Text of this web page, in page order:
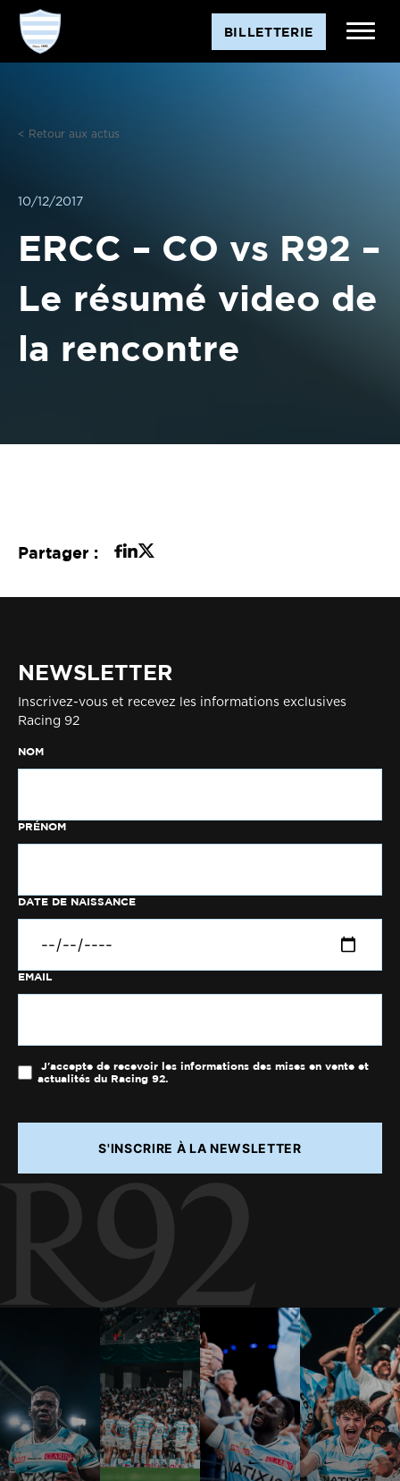
Aller
contenu
BILLETTERIE
< Retour aux actus
10/12/2017
ERCC – CO vs R92 –
Le résumé video de
la rencontre
Partager :
NEWSLETTER
Inscrivez-vous et recevez les informations exclusives
Racing 92
NOM
PRÉNOM
DATE DE NAISSANCE
EMAIL
J'accepte de recevoir les informations des mises en vente et
actualités du Racing 92.
S'INSCRIRE À LA NEWSLETTER